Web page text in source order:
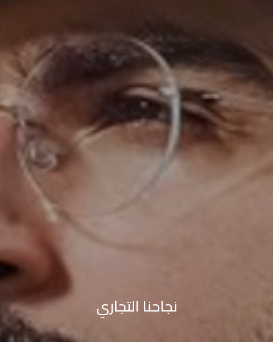
نجاحنا التجاري